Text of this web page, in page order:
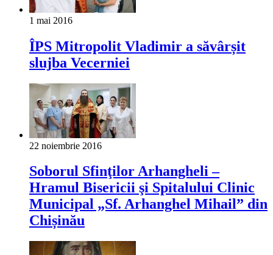
1 mai 2016
ÎPS Mitropolit Vladimir a săvârșit
slujba Vecerniei
22 noiembrie 2016
Soborul Sfinţilor Arhangheli –
Hramul Bisericii şi Spitalului Clinic
Municipal „Sf. Arhanghel Mihail” din
Chișinău